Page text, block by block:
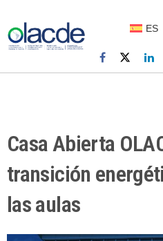
ES
Casa Abierta
transición
las aulas